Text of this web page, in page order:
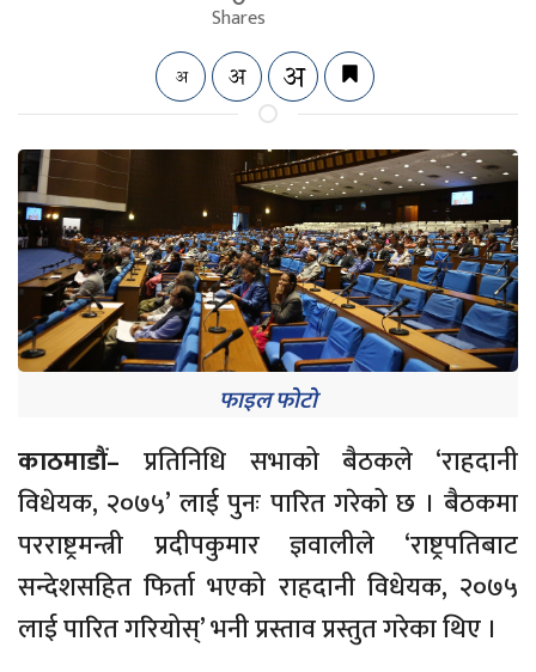
Shares
फाइल फोटो
काठमाडौं– प्रतिनिधि सभाको बैठकले ‘राहदानी
विधेयक, २०७५’ लाई पुनः पारित गरेको छ । बैठकमा
परराष्ट्रमन्त्री प्रदीपकुमार ज्ञवालीले ‘राष्ट्रपतिबाट
सन्देशसहित फिर्ता भएको राहदानी विधेयक, २०७५
लाई पारित गरियोस्’ भनी प्रस्ताव प्रस्तुत गरेका थिए ।